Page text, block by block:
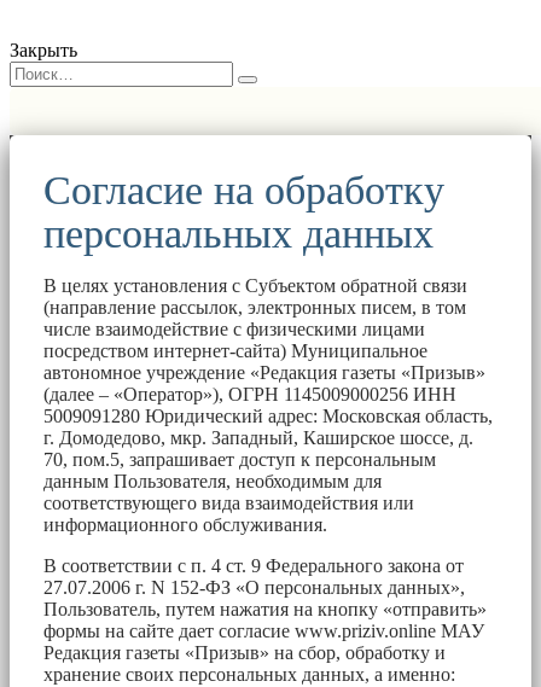
Закрыть
Согласие на обработку
персональных данных
В целях установления с Субъектом обратной связи
(направление рассылок, электронных писем, в том
числе взаимодействие с физическими лицами
посредством интернет-сайта) Муниципальное
автономное учреждение «Редакция газеты «Призыв»
(далее – «Оператор»), ОГРН 1145009000256 ИНН
5009091280 Юридический адрес: Московская область,
г. Домодедово, мкр. Западный, Каширское шоссе, д.
70, пом.5, запрашивает доступ к персональным
данным Пользователя, необходимым для
соответствующего вида взаимодействия или
информационного обслуживания.
В соответствии с п. 4 ст. 9 Федерального закона от
27.07.2006 г. N 152-ФЗ «О персональных данных»,
Пользователь, путем нажатия на кнопку «отправить»
формы на сайте дает согласие www.priziv.online МАУ
Редакция газеты «Призыв» на сбор, обработку и
хранение своих персональных данных, а именно: